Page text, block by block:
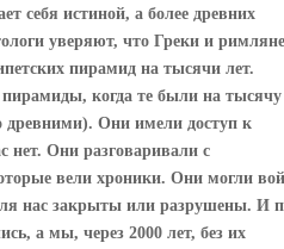
себя истиной, а более древних
уверяют, что Греки и римляне
пирамид на тысячи лет.
когда те были на тысячу
древними). Они имели доступ к
нет. Они разговаривали с
вели хроники. Они могли
нас закрыты или разрушены. И
а мы, через 2000 лет, без их